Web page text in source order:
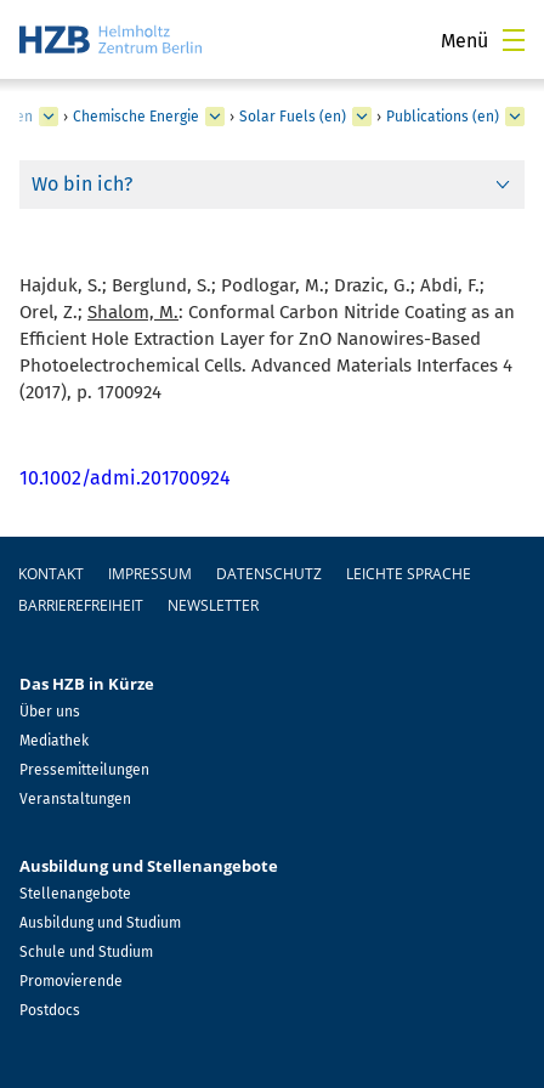
Menü
› Chemische Energie › Solar Fuels (en) › Publications (en)
Wo bin ich?
Hajduk, S.; Berglund, S.; Podlogar, M.; Drazic, G.; Abdi, F.;
Orel, Z.; Shalom, M.: Conformal Carbon Nitride Coating as an
Efficient Hole Extraction Layer for ZnO Nanowires-Based
Photoelectrochemical Cells. Advanced Materials Interfaces 4
(2017), p. 1700924
10.1002/admi.201700924
Fußzeile
KONTAKT IMPRESSUM DATENSCHUTZ
LEICHTE SPRACHE
BARRIEREFREIHEIT
NEWSLETTER
Das HZB in Kürze
Über uns
Mediathek
Pressemitteilungen
Veranstaltungen
Ausbildung und Stellenangebote
Stellenangebote
Ausbildung und Studium
Schule und Studium
Promovierende
Postdocs